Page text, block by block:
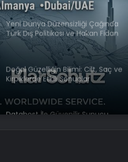
Yeni Dünya Düzensizliği Çağında
Türk Dış Politikası ve Hakan Fidan
Faktörü
Doğal Güzelliğin Bilimi: Cilt, Saç ve
Kirpiklerde Etkili Sonuçlar
Datahost İle Güvenilir Sunucu